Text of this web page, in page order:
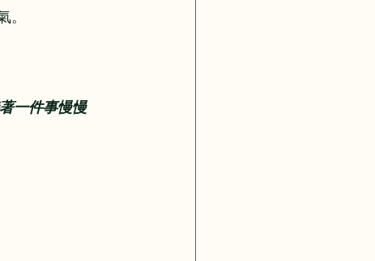
一件事慢慢